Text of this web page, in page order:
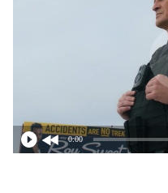
0:00